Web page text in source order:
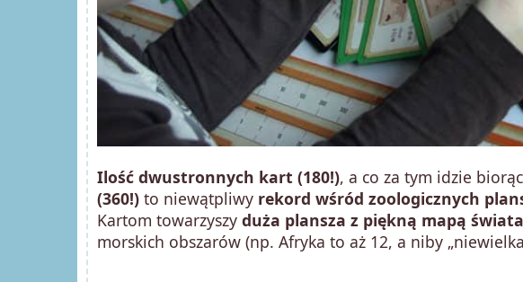
Ilość dwustronnych kart (180!), a co za tym idzie
(360!) to niewątpliwy rekord wśród zoologicznych
Kartom towarzyszy duża plansza z piękną mapą świata
morskich obszarów (np. Afryka to aż 12, a niby